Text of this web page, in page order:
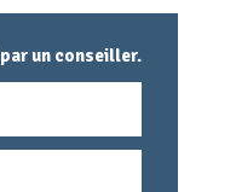
un conseiller.